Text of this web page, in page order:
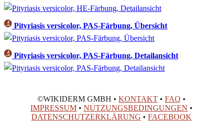
Pityriasis versicolor, PAS-Färbung, Übersicht
Pityriasis versicolor, PAS-Färbung, Detailansicht
©WIKIDERM GMBH • KONTAKT • FAQ •
IMPRESSUM • NUTZUNGSBEDINGUNGEN •
DATENSCHUTZERKLÄRUNG • FACEBOOK